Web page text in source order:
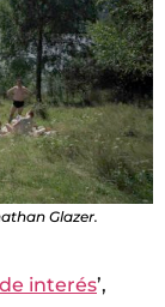
Glazer.
interés’,